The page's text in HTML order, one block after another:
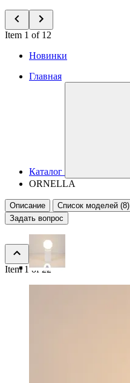
Item 1 of 12
Новинки
Главная
Каталог
ORNELLA
Описание
Список моделей (8)
Задать вопрос
Item 1 of 22